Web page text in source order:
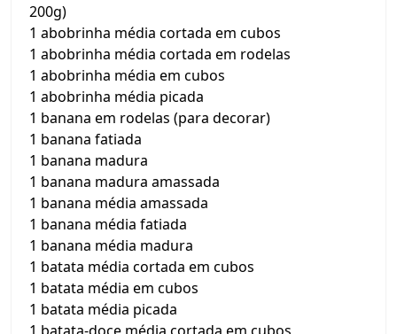
200g)
1 abobrinha média cortada em cubos
1 abobrinha média cortada em rodelas
1 abobrinha média em cubos
1 abobrinha média picada
1 banana em rodelas (para decorar)
1 banana fatiada
1 banana madura
1 banana madura amassada
1 banana média amassada
1 banana média fatiada
1 banana média madura
1 batata média cortada em cubos
1 batata média em cubos
1 batata média picada